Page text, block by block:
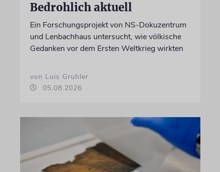
Bedrohlich aktuell
Ein Forschungsprojekt von NS-Dokuzentrum
und Lenbachhaus untersucht, wie völkische
Gedanken vor dem Ersten Weltkrieg wirkten
von Luis Gruhler
05.08.2026